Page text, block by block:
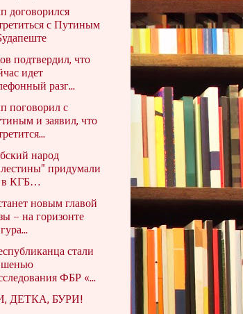
договорился
с Путиным
подтвердил, что
идет
разг...
поговорил с
и заявил, что
народ
придумали
в КГБ…
новым главой
– на горизонте
стали
ФБР «...
ДЕТКА, БУРИ!